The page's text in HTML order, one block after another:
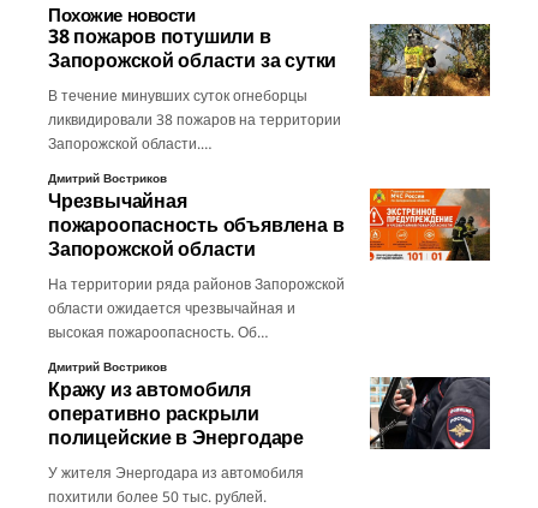
Похожие новости
38 пожаров потушили в
Запорожской области за сутки
В течение минувших суток огнеборцы
ликвидировали 38 пожаров на территории
Запорожской области.…
Дмитрий Востриков
Чрезвычайная
пожароопасность объявлена в
Запорожской области
На территории ряда районов Запорожской
области ожидается чрезвычайная и
высокая пожароопасность. Об…
Дмитрий Востриков
Кражу из автомобиля
оперативно раскрыли
полицейские в Энергодаре
У жителя Энергодара из автомобиля
похитили более 50 тыс. рублей.